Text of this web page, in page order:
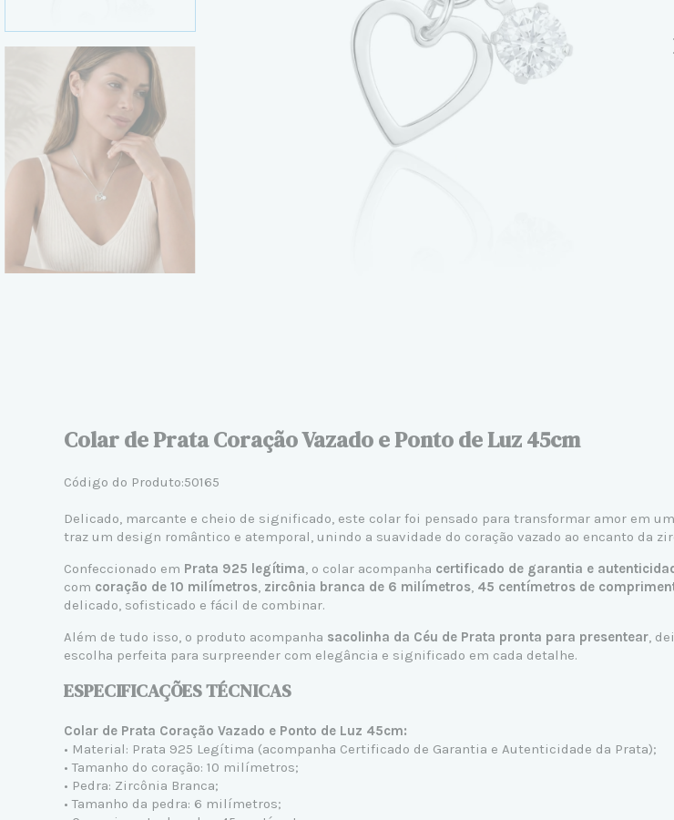
Colar de Prata Coração Vazado e Ponto de Luz 45cm
Código do Produto:50165
Delicado, marcante e cheio de significado, este colar foi pensado para transformar amor em
traz um design romântico e atemporal, unindo a suavidade do coração vazado ao encanto da
Confeccionado em Prata 925 legítima, o colar acompanha certificado de garantia e
com coração de 10 milímetros, zircônia branca de 6 milímetros, 45 centímetros de
delicado, sofisticado e fácil de combinar.
Além de tudo isso, o produto acompanha sacolinha da Céu de Prata pronta para presentear,
escolha perfeita para surpreender com elegância e significado em cada detalhe.
ESPECIFICAÇÕES TÉCNICAS
Colar de Prata Coração Vazado e Ponto de Luz 45cm:
• Material: Prata 925 Legítima (acompanha Certificado de Garantia e Autenticidade da Prata);
• Tamanho do coração: 10 milímetros;
• Pedra: Zircônia Branca;
• Tamanho da pedra: 6 milímetros;